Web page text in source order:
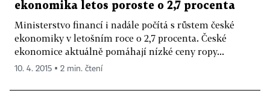
ekonomika letos poroste o 2,7 procenta
Ministerstvo financí i nadále počítá s růstem české
ekonomiky v letošním roce o 2,7 procenta. České
ekonomice aktuálně pomáhají nízké ceny ropy...
10. 4. 2015 ▪ 2 min. čtení